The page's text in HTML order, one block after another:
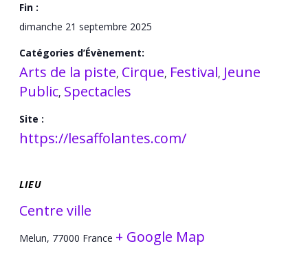
Fin :
dimanche 21 septembre 2025
Catégories d’Évènement:
Arts de la piste, Cirque, Festival, Jeune
Public, Spectacles
Site :
https://lesaffolantes.com/
LIEU
Centre ville
Melun, 77000 France + Google Map